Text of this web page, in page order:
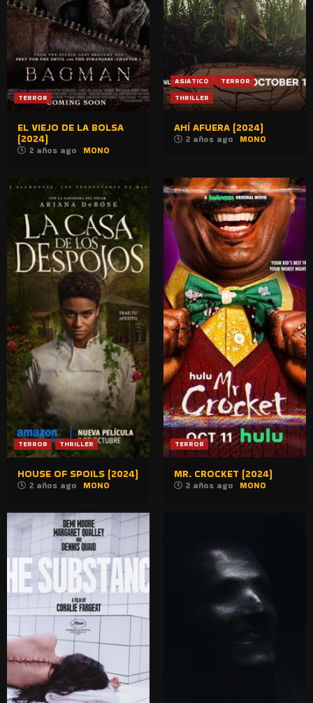
TERROR
EL VIEJO DE LA BOLSA
(2024)
2 años ago MONO
ASIATICO
TERROR
THRILLER
AHÍ AFUERA (2024)
2 años ago MONO
TERROR THRILLER
HOUSE OF SPOILS (2024)
2 años ago MONO
TERROR
MR. CROCKET (2024)
2 años ago MONO